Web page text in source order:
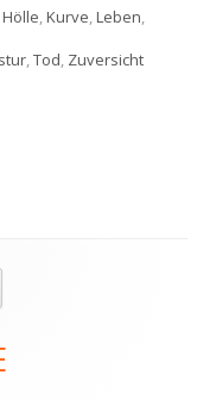
Hölle,Kurve,Leben,
stur,Tod, Zuversicht
man den Tod verprügeln